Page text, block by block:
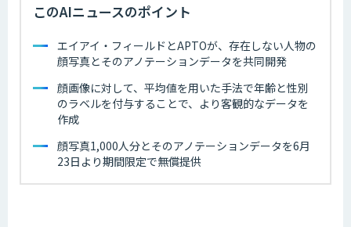
このAIニュースのポイント
エイアイ・フィールドとAPTOが、存在しない人物の
顔写真とそのアノテーションデータを共同開発
顔画像に対して、平均値を用いた手法で年齢と性別
のラベルを付与することで、より客観的なデータを
作成
顔写真1,000人分とそのアノテーションデータを6月
23日より期間限定で無償提供